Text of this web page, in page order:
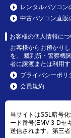
レンタルパソコン
中古パソコン直販
お客様の個人情報につ
お客様からお預かり
を、 裁判所・警察機
者に譲渡または利用
プライバシーポリ
会員規約
当サイトはSSL暗号
ード番号(EMV 3-Dセ
送信されます。第三